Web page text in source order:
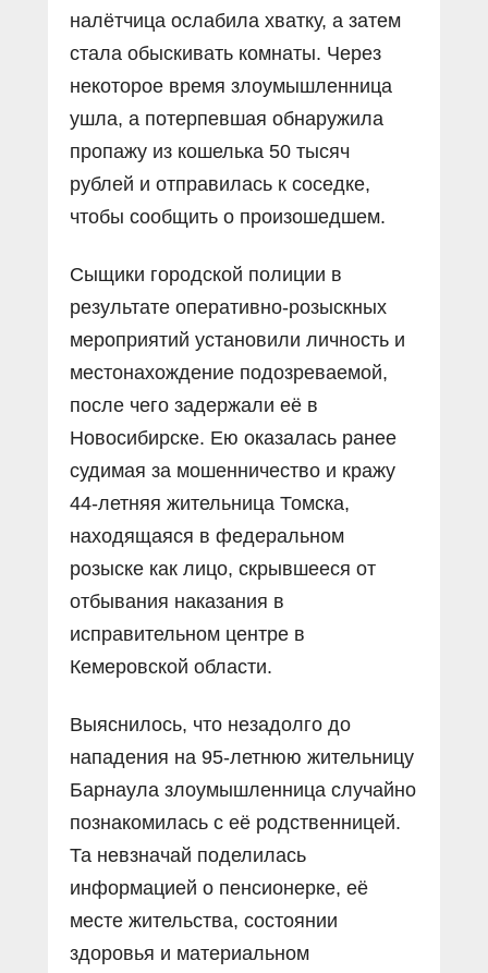
налётчица ослабила хватку, а затем
стала обыскивать комнаты. Через
некоторое время злоумышленница
ушла, а потерпевшая обнаружила
пропажу из кошелька 50 тысяч
рублей и отправилась к соседке,
чтобы сообщить о произошедшем.
Сыщики городской полиции в
результате оперативно-розыскных
мероприятий установили личность и
местонахождение подозреваемой,
после чего задержали её в
Новосибирске. Ею оказалась ранее
судимая за мошенничество и кражу
44-летняя жительница Томска,
находящаяся в федеральном
розыске как лицо, скрывшееся от
отбывания наказания в
исправительном центре в
Кемеровской области.
Выяснилось, что незадолго до
нападения на 95-летнюю жительницу
Барнаула злоумышленница случайно
познакомилась с её родственницей.
Та невзначай поделилась
информацией о пенсионерке, её
месте жительства, состоянии
здоровья и материальном